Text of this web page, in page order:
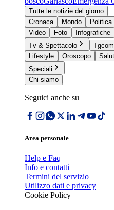
Tutte le notizie del giorno
Cronaca
Mondo Politica
Video
Foto Infografiche
Tv & Spettacolo
Lifestyle
Oroscopo
Speciali
Chi siamo
Seguici anche su
Area personale
Help e Faq
Info e contatti
Termini del servizio
Utilizzo dati e privacy
Cookie Policy